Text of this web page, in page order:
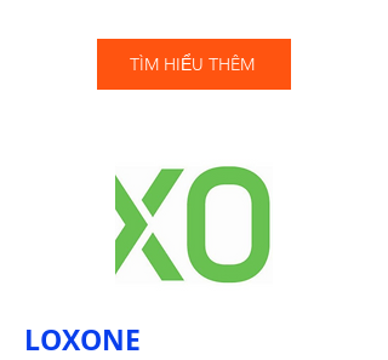
TÌM HIỂU THÊM
LOXONE